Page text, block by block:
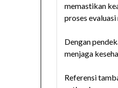
memastikan
proses
Dengan
menjaga
Referensi